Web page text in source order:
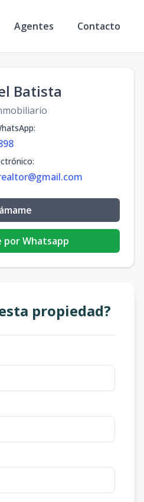
Agentes Contacto
Batista
:
:
por Whatsapp
propiedad?